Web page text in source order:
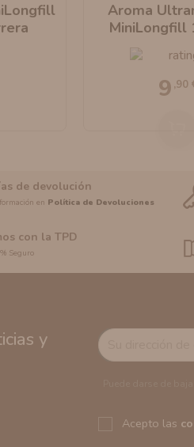
Aroma
MiniLongfill
9 ,90
de devolución
en Política de Devoluciones
con la TPD
Seguro
y
Acepto las